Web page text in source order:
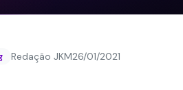
Redação JKM26/01/2021